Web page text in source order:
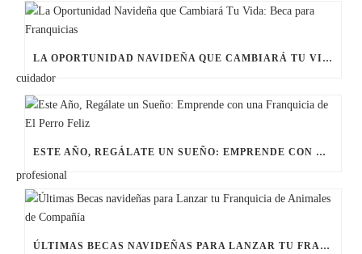
LA OPORTUNIDAD NAVIDEÑA QUE CAMBIARÁ TU VIDA: BECA PARA FRANQUICIAS
ESTE AÑO, REGÁLATE UN SUEÑO: EMPRENDE CON UNA FRANQUICIA DE EL PERRO FELIZ
ÚLTIMAS BECAS NAVIDEÑAS PARA LANZAR TU FRANQUICIA DE ANIMALES DE COMPAÑÍA